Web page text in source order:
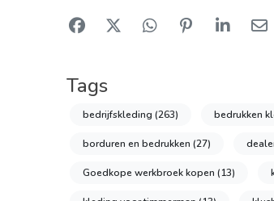
Tags
bedrijfskleding(263) bedrukken
borduren en bedrukken(27)
Goedkope werkbroek kopen(13)